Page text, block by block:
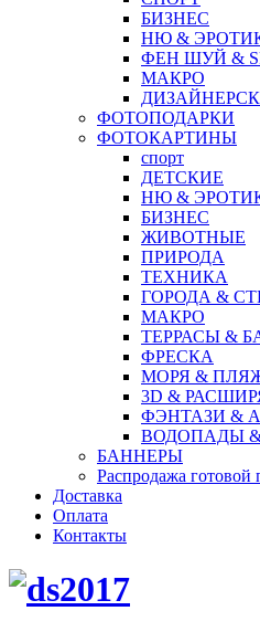
БИЗНЕС
НЮ &
ФЕН ШУЙ &
МАКРО
ФОТОПОДАРКИ
ФОТОКАРТИНЫ
спорт
ДЕТСКИЕ
НЮ &
БИЗНЕС
ЖИВОТНЫЕ
ПРИРОДА
ТЕХНИКА
ГОРОДА &
МАКРО
ТЕРРАСЫ &
ФРЕСКА
МОРЯ &
3D &
ФЭНТАЗИ &
ВОДОПАДЫ
БАННЕРЫ
Распродажа готовой
Доставка
Оплата
Контакты